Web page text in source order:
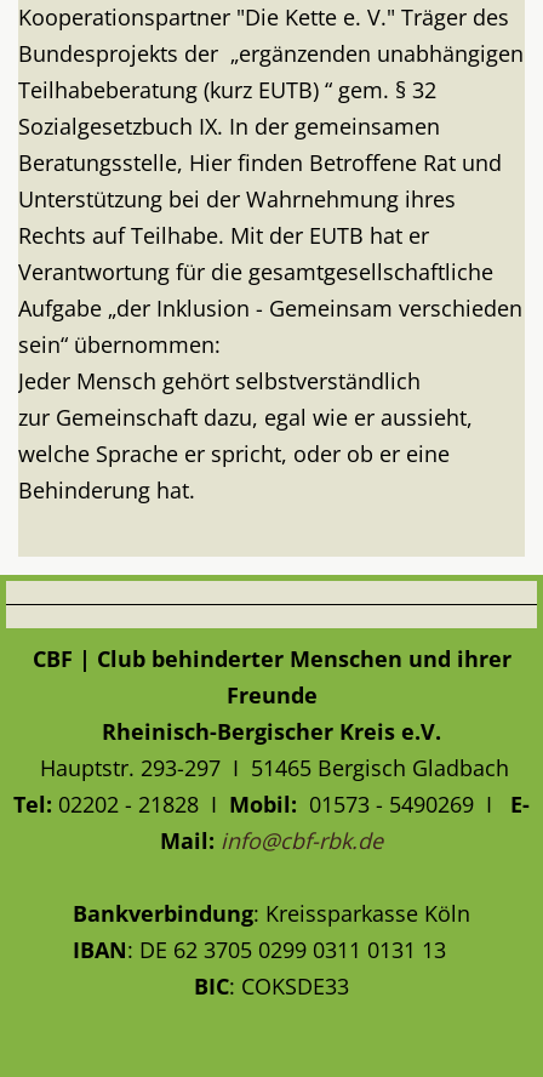
Kooperationspartner "Die Kette e. V." Träger des
Bundesprojekts der „ergänzenden unabhängigen
Teilhabeberatung (kurz EUTB) “ gem. § 32
Sozialgesetzbuch IX. In der gemeinsamen
Beratungsstelle, Hier finden Betroffene Rat und
Unterstützung bei der Wahrnehmung ihres
Rechts auf Teilhabe. Mit der EUTB hat er
Verantwortung für die gesamtgesellschaftliche
Aufgabe „der Inklusion - Gemeinsam verschieden
sein“ übernommen:
Jeder Mensch gehört selbstverständlich
zur Gemeinschaft dazu, egal wie er aussieht,
welche Sprache er spricht, oder ob er eine
Behinderung hat.
CBF | Club behinderter Menschen und ihrer
Freunde
Rheinisch-Bergischer Kreis e.V.
Hauptstr. 293-297 I 51465 Bergisch Gladbach
Tel: 02202 - 21828 I Mobil: 01573 - 5490269 I E-
Mail: info@cbf-rbk.de
Bankverbindung: Kreissparkasse Köln
IBAN: DE 62 3705 0299 0311 0131 13
BIC: COKSDE33